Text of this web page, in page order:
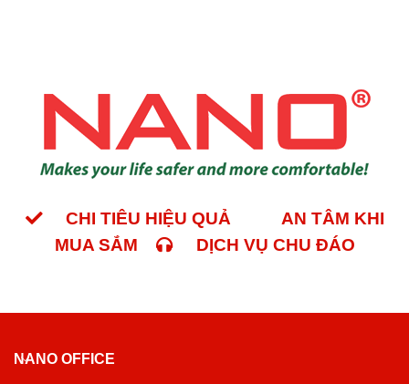
CHI TIÊU HIỆU QUẢ
AN TÂM KHI
MUA SẮM
DỊCH VỤ CHU ĐÁO
NANO OFFICE